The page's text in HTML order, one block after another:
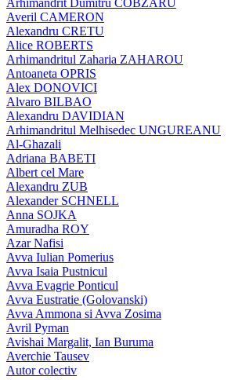
Averil CAMERON
Alexandru CRETU
Alice ROBERTS
Arhimandritul Zaharia ZAHAROU
Antoaneta OPRIS
Alex DONOVICI
Alvaro BILBAO
Alexandru DAVIDIAN
Arhimandritul Melhisedec UNGUREANU
Al-Ghazali
Adriana BABETI
Albert cel Mare
Alexandru ZUB
Alexander SCHNELL
Anna SOJKA
Amuradha ROY
Azar Nafisi
Avva Iulian Pomerius
Avva Isaia Pustnicul
Avva Evagrie Ponticul
Avva Eustratie (Golovanski)
Avva Ammona si Avva Zosima
Avril Pyman
Avishai Margalit, Ian Buruma
Averchie Tausev
Autor colectiv